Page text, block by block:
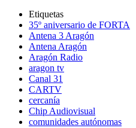
Etiquetas
35º aniversario de FORTA
Antena 3 Aragón
Antena Aragón
Aragón Radio
aragon tv
Canal 31
CARTV
cercanía
Chip Audiovisual
comunidades autónomas